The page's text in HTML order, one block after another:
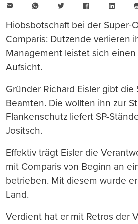
WhatsAppTwitter Facebook
Hiobsbotschaft bei der Super-
Comparis: Dutzende verlieren
Management leistet sich
Aufsicht.
Gründer Richard Eisler gibt
Beamten. Die wollten ihn zur
Flankenschutz liefert SP-
Jositsch.
Effektiv trägt Eisler die
mit Comparis von Beginn an
betrieben. Mit diesem wurde
Land.
Verdient hat er mit Retros der